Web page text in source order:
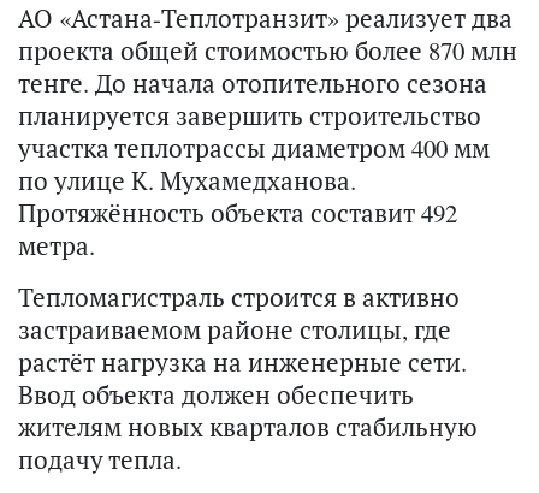
АО «Астана-Теплотранзит» реализует два
проекта общей стоимостью более 870 млн
тенге. До начала отопительного сезона
планируется завершить строительство
участка теплотрассы диаметром 400 мм
по улице К. Мухамедханова.
Протяжённость объекта составит 492
метра.
Тепломагистраль строится в активно
застраиваемом районе столицы, где
растёт нагрузка на инженерные сети.
Ввод объекта должен обеспечить
жителям новых кварталов стабильную
подачу тепла.